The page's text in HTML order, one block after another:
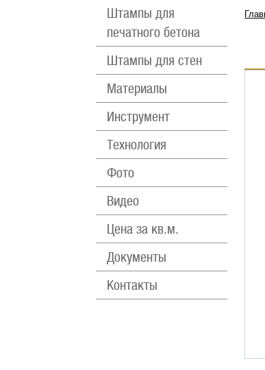
Штампы для
печатного бетона
Штампы для стен
Материалы
Инструмент
Технология
Фото
Видео
Цена за кв.м.
Документы
Контакты